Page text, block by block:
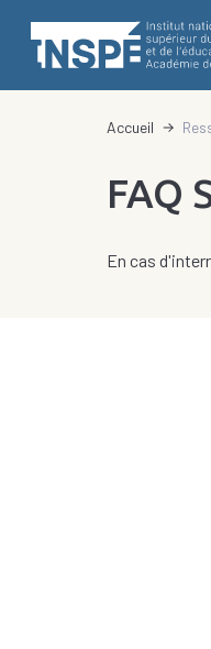
contenu
principal
principale
d'Ariane
Accueil
FAQ
En cas